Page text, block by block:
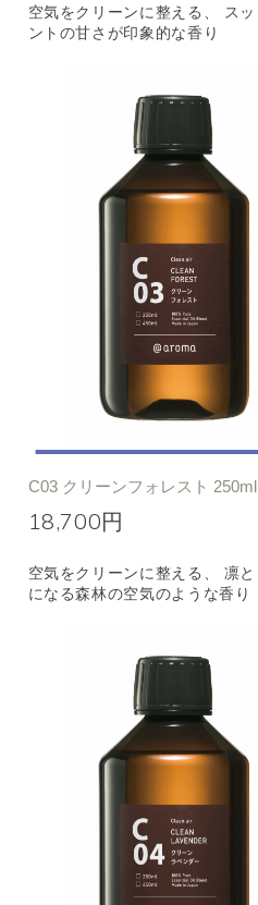
空気をクリーンに整える、 スッ
ントの甘さが印象的な香り
C03 クリーンフォレスト 250ml
18,700円
空気をクリーンに整える、 凛
になる森林の空気のような香り